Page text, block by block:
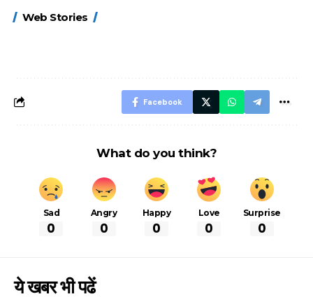
Web Stories
FASTag के ये नए
Facebook
What do you think?
Sad
0
Angry
0
Happy
0
Love
0
Surprise
0
ये खबर भी पढें